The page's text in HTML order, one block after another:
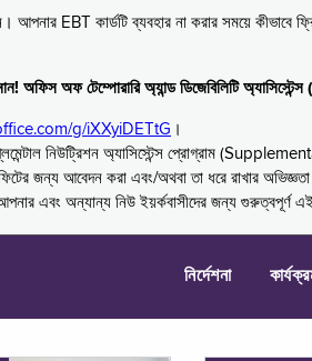
আপনার EBT কার্ডটি ব্যবহার না করার সময়ে কীভাবে
অফিস অফ টেম্পোরারি অ্যান্ড ডিজেবিলিটি
g/iXXyiDETtG ।
নিউট্রিশন অ্যাসিস্টেন্স প্রোগ্রাম
জন্য আবেদন করা এবং/অথবা তা ধরে রাখার অভিজ্ঞতা
এবং অন্যান্য নিউ ইয়র্কবাসীদের জন্য গুরুত্বপূর্ণ
নির্দেশনা